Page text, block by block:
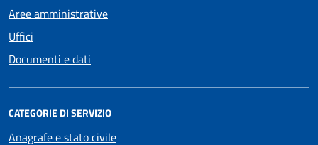
Aree amministrative
Uffici
Documenti e dati
CATEGORIE DI SERVIZIO
Anagrafe e stato civile